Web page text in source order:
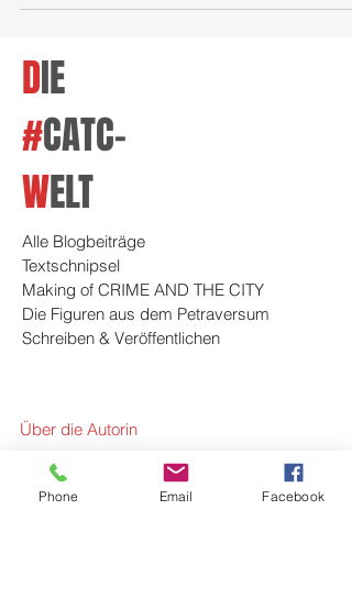
DIE
#CATC-
WELT
Alle Blogbeiträge
Textschnipsel
Making of CRIME AND THE CITY
Die Figuren aus dem Petraversum
Schreiben & Veröffentlichen
Über die Autorin
Die Protagonisten
Phone Email Facebook